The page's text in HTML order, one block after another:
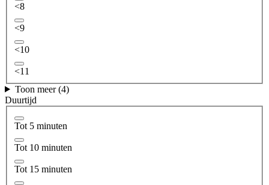
<8
<9
<10
<11
Toon meer (4)
Duurtijd
Tot 5 minuten
Tot 10 minuten
Tot 15 minuten